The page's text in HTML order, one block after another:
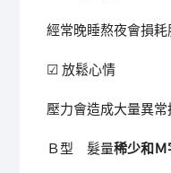
經常晚睡熬夜會損
☑ 放鬆心情
壓力會造成大量異
Ｂ型 髮量稀少和